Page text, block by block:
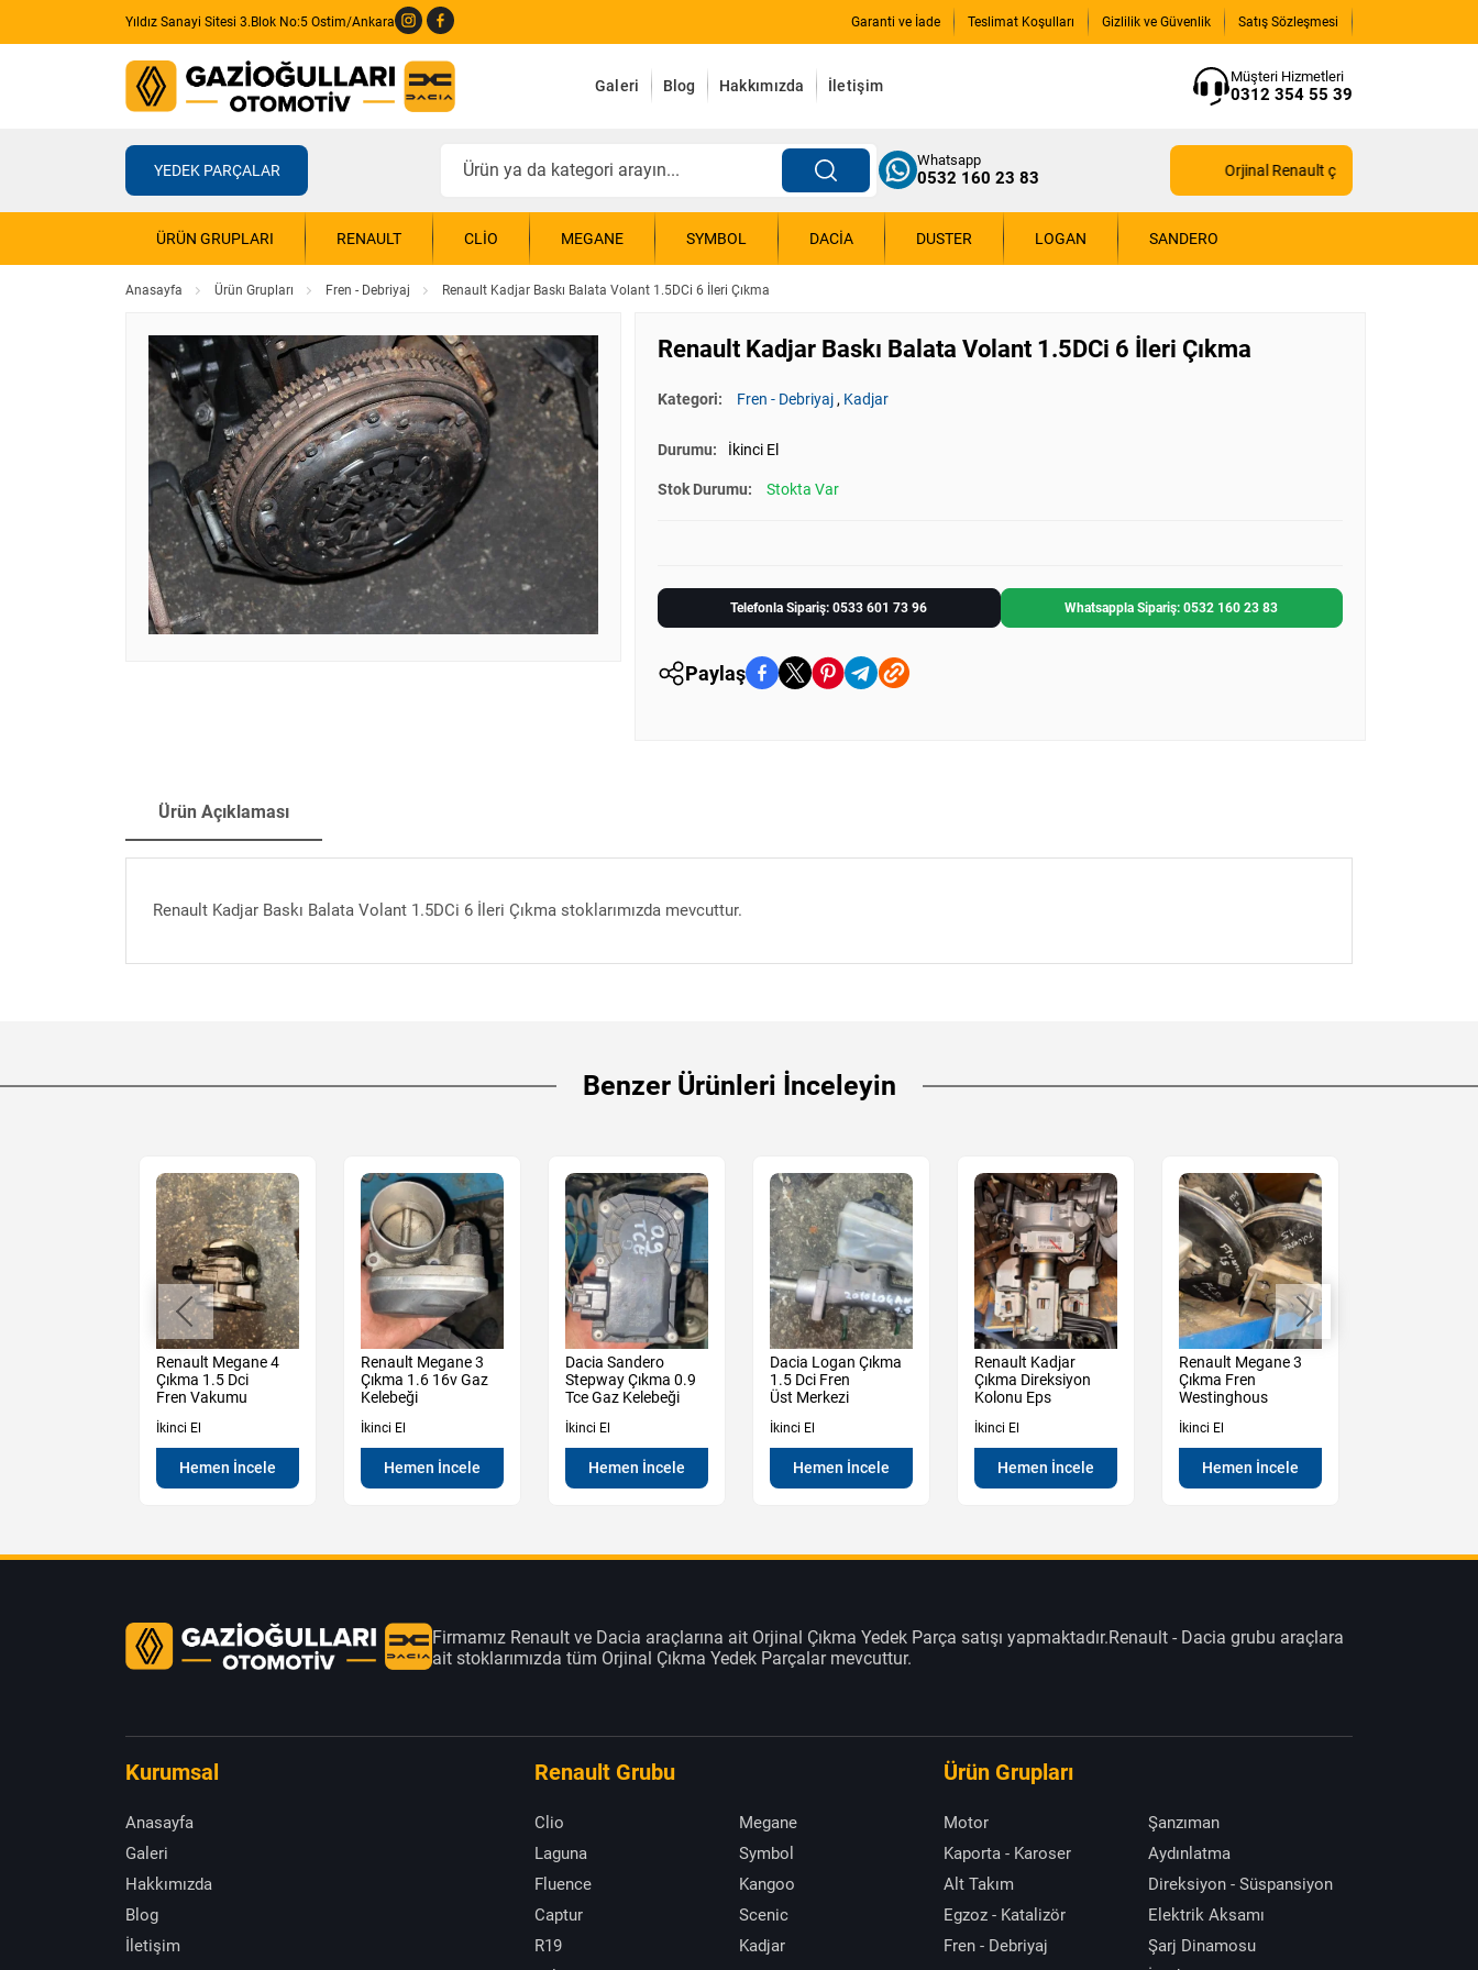
Yıldız Sanayi Sitesi 3.Blok No:5 Ostim/Ankara Garanti ve İade Teslimat Koşulları Gizlilik ve Güvenlik Satış Sözleşmesi
Galeri Blog Hakkımızda İletişim
Müşteri Hizmetleri
0312 354 55 39
YEDEK PARÇALAR
Whatsapp
0532 160 23 83 Orjinal Renault çıkma yedek parçaları
ÜRÜN GRUPLARI RENAULT CLIO MEGANE SYMBOL DACIA DUSTER LOGAN SANDERO
Anasayfa Ürün Grupları Fren - Debriyaj Renault Kadjar Baskı Balata Volant 1.5DCi 6 İleri Çıkma
Renault Kadjar Baskı Balata Volant 1.5DCi 6 İleri Çıkma
Kategori: Fren - Debriyaj, Kadjar
Durumu: İkinci El
Stok Durumu: Stokta Var
Telefonla Sipariş: 0533 601 73 96 Whatsappla Sipariş: 0532 160 23 83
Paylaş
Ürün Açıklaması
Renault Kadjar Baskı Balata Volant 1.5DCi 6 İleri Çıkma stoklarımızda mevcuttur.
Benzer Ürünleri İnceleyin
Renault Megane 4
Çıkma 1.5 Dci
Fren Vakumu
İkinci El
Hemen İncele
Renault Megane 3
Çıkma 1.6 16v Gaz
Kelebeği
İkinci El
Hemen İncele
Dacia Sandero
Stepway Çıkma 0.9
Tce Gaz Kelebeği
İkinci El
Hemen İncele
Dacia Logan Çıkma
1.5 Dci Fren
Üst Merkezi
İkinci El
Hemen İncele
Renault Kadjar
Çıkma Direksiyon
Kolonu Eps
İkinci El
Hemen İncele
Renault Megane 3
Çıkma Fren
Westinghous
İkinci El
Hemen İncele
Firmamız Renault ve Dacia araçlarına ait Orjinal Çıkma Yedek Parça satışı yapmaktadır.Renault - Dacia grubu araçlara
ait stoklarımızda tüm Orjinal Çıkma Yedek Parçalar mevcuttur.
Kurumsal
Anasayfa
Galeri
Hakkımızda
Blog
İletişim
Renault Grubu
Clio
Megane
Laguna
Symbol
Fluence
Kangoo
Captur
Scenic
R19
Kadjar
Ürün Grupları
Motor
Şanzıman
Kaporta - Karoser
Aydınlatma
Alt Takım
Direksiyon - Süspansiyon
Egzoz - Katalizör
Elektrik Aksamı
Fren - Debriyaj
Şarj Dinamosu